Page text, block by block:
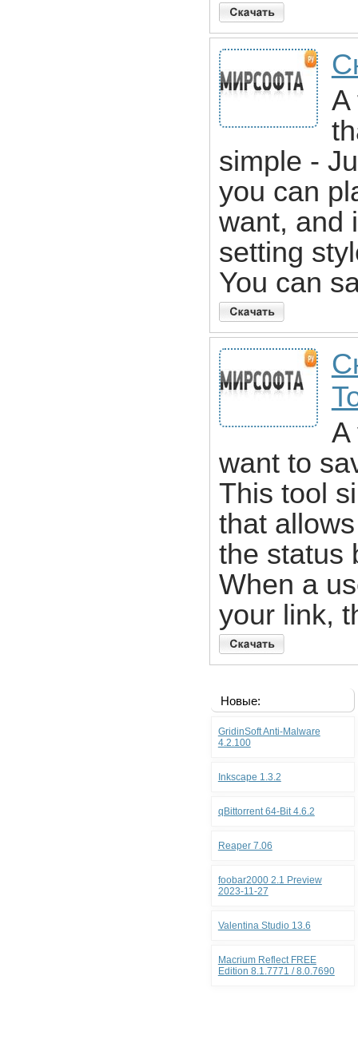
A
simple -
you can
want, and
setting
You can
A
want to
This tool
that
the status
When a
your link,
Новые:
GridinSoft Anti-Malware
4.2.100
Inkscape 1.3.2
qBittorrent 64-Bit 4.6.2
Reaper 7.06
foobar2000 2.1 Preview
2023-11-27
Valentina Studio 13.6
Macrium Reflect FREE
Edition 8.1.7771 / 8.0.7690